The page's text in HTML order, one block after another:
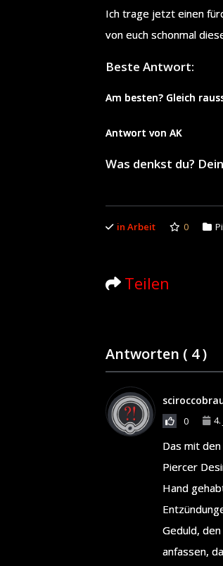
Ich trage jetzt einen
von euch schonmal
Beste Antwort:
Am besten? Gleich
Antwort von AK
Was denkst du?
in Arbeit 0
Teilen
Antworten ( 4)
0 4.
Das mit
Piercer
Hand
Geduld,
anfassen,